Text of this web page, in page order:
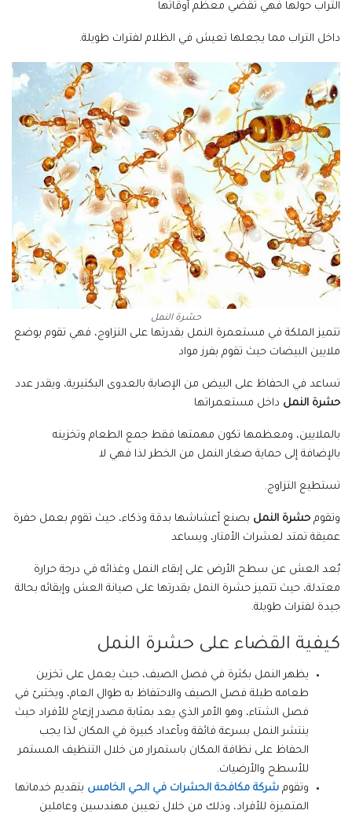
التراب حولها فهي تقضي معظم أوقاتها
داخل التراب مما يجعلها تعيش في الظلام لفترات طويلة.
حشرة النمل
تتميز الملكة في مستعمرة النمل بقدرتها على التزاوج، فهي تقوم بوضع
ملايين البيضات حيث تقوم بفرز مواد
تساعد في الحفاظ على البيض من الإصابة بالعدوى البكتيرية، ويقدر عدد
حشرة النمل داخل مستعمراتها
بالملايين، ومعظمها تكون مهمتها فقط جمع الطعام وتخزينه
بالإضافة إلى حماية صغار النمل من الخطر لذا فهي لا
تستطيع التزاوج.
وتقومحشرة النمل بصنع أعشاشها بدقة وذكاء، حيث تقوم بعمل حفرة
عميقة تمتد لعشرات الأمتار، ويساعد
بٌعد العش عن سطح الأرض على إبقاء النمل وغذائه في درجة حرارة
معتدلة، حيث تتميز حشرة النمل بقدرتها على صيانة العش وإبقائه بحالة
جيدة لفترات طويلة.
كيفية القضاء على حشرة النمل
يظهر النمل بكثرة في فصل الصيف، حيث يعمل على تخزين
طعامه طيلة فصل الصيف والاحتفاظ به طوال العام، ويختبئ في
فصل الشتاء، وهو الأمر الذي يعد بمثابة مصدر إزعاج للأفراد حيث
ينتشر النمل بسرعة فائقة وبأعداد كبيرة في المكان لذا يجب
الحفاظ على نظافة المكان باستمرار من خلال التنظيف المستمر
للأسطح والأرضيات.
وتقوم شركة مكافحة الحشرات في الحي الخامس بتقديم خدماتها
المتميزة للأفراد، وذلك من خلال تعيين مهندسين وعاملين